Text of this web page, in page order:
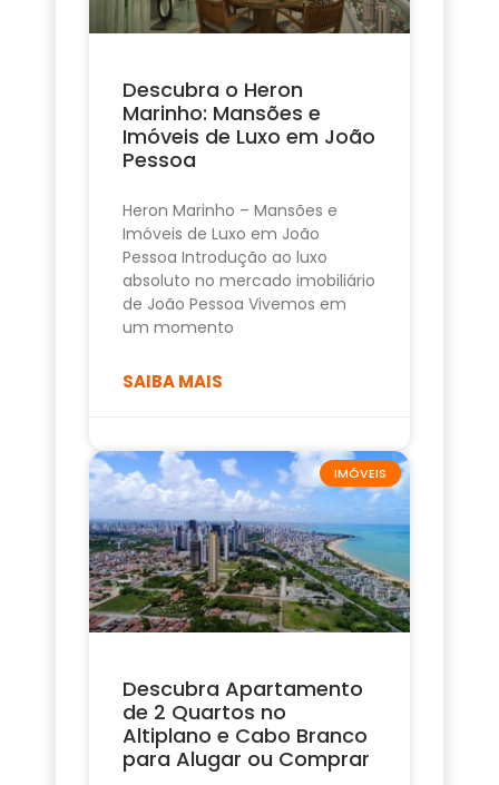
Descubra o Heron
Marinho: Mansões e
Imóveis de Luxo em João
Pessoa
Heron Marinho – Mansões e
Imóveis de Luxo em João
Pessoa Introdução ao luxo
absoluto no mercado imobiliário
de João Pessoa Vivemos em
um momento
SAIBA MAIS
IMÓVEIS
Descubra Apartamento
de 2 Quartos no
Altiplano e Cabo Branco
para Alugar ou Comprar